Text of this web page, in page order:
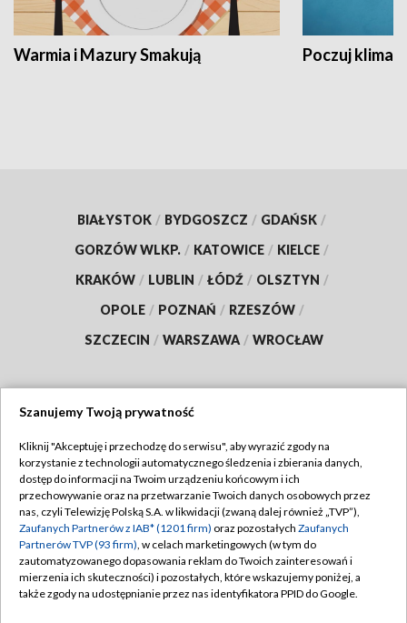
Warmia i Mazury Smakują Poczuj klimat
BIAŁYSTOK / BYDGOSZCZ / GDAŃSK /
GORZÓW WLKP. / KATOWICE / KIELCE /
KRAKÓW / LUBLIN / ŁÓDŹ / OLSZTYN /
OPOLE / POZNAŃ / RZESZÓW /
SZCZECIN / WARSZAWA / WROCŁAW
TVP
Abonament TVP
Emisja w TVP
Centrum informacji TVP
Naziemna Telewizja Cyfrowa
Regulamin TVP
Polityka prywatności
Moje zgody
Pomoc
Szanujemy Twoją prywatność
Kliknij "Akceptuję i przechodzę do serwisu", aby wyrazić zgody na
korzystanie z technologii automatycznego śledzenia i zbierania danych,
dostęp do informacji na Twoim urządzeniu końcowym i ich
przechowywanie oraz na przetwarzanie Twoich danych osobowych przez
nas, czyli Telewizję Polską S.A. w likwidacji (zwaną dalej również „TVP”),
Zaufanych Partnerów z IAB* (1201 firm) oraz pozostałych Zaufanych
Partnerów TVP (93 firm), w celach marketingowych (w tym do
zautomatyzowanego dopasowania reklam do Twoich zainteresowań i
mierzenia ich skuteczności) i pozostałych, które wskazujemy poniżej, a
także zgody na udostępnianie przez nas identyfikatora PPID do Google.